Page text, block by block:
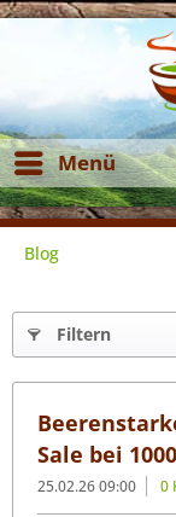
Menü
Blog
Filtern
Sale bei
25.02.26 09:00 0